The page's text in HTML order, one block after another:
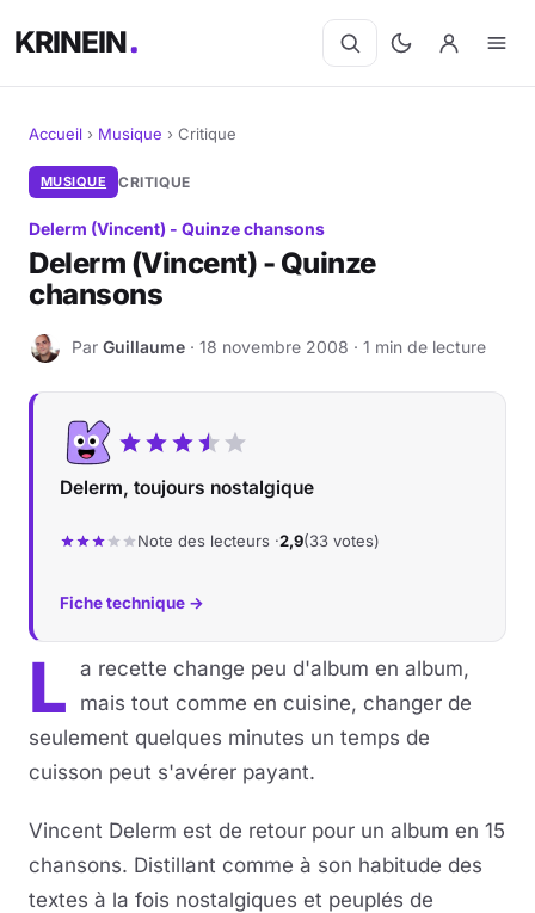
KRINEIN
Cinéma
Séries
Manga
BD
Livres
Jeux vidéo
Sortir
Sciences & Tech
Accueil › Musique › Critique
MUSIQUE CRITIQUE
Delerm (Vincent) - Quinze chansons
Delerm (Vincent) - Quinze
chansons
G Par Guillaume · 18 novembre 2008 · 1 min de lecture
Delerm, toujours nostalgique
Note des lecteurs ·2,9(33 votes)
Fiche technique →
L a recette change peu d'album en album,
mais tout comme en cuisine, changer de
seulement quelques minutes un temps de
cuisson peut s'avérer payant.
Vincent Delerm est de retour pour un album en 15
chansons. Distillant comme à son habitude des
textes à la fois nostalgiques et peuplés de